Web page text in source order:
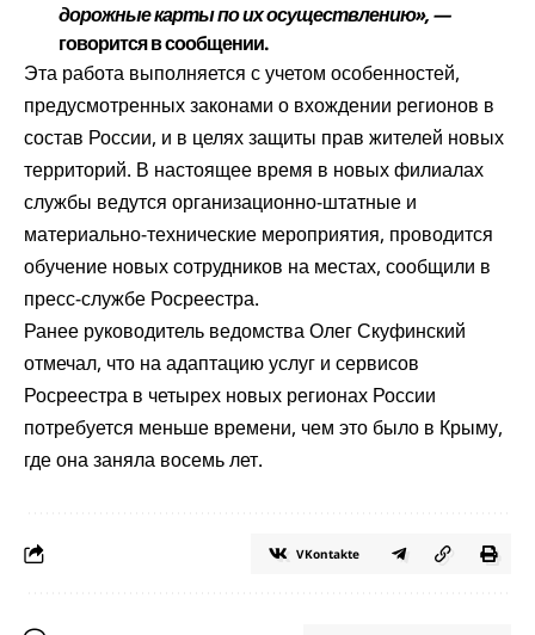
дорожные карты по их осуществлению», —
говорится в сообщении.
Эта работа выполняется с учетом особенностей,
предусмотренных законами о вхождении регионов в
состав России, и в целях защиты прав жителей новых
территорий. В настоящее время в новых филиалах
службы ведутся организационно-штатные и
материально-технические мероприятия, проводится
обучение новых сотрудников на местах, сообщили в
пресс-службе Росреестра.
Ранее руководитель ведомства Олег Скуфинский
отмечал, что на адаптацию услуг и сервисов
Росреестра в четырех новых регионах России
потребуется меньше времени, чем это было в Крыму,
где она заняла восемь лет.
VKontakte